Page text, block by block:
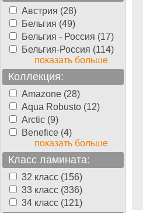
Австрия (28)
Бельгия (49)
Бельгия - Россия (17)
Бельгия-Россия (114)
показать больше
Коллекция:
Amazone (28)
Aqua Robusto (12)
Arctic (9)
Benefice (4)
показать больше
Класс ламината:
32 класс (156)
33 класс (336)
34 класс (121)